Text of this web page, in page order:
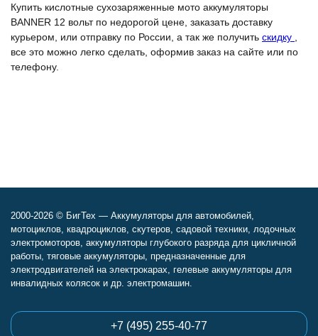
Купить кислотные сухозаряженные мото аккумуляторы
BANNER 12 вольт по недорогой цене, заказать доставку
курьером, или отправку по России, а так же получить скидку
все это можно легко сделать, оформив заказ на сайте или по
телефону.
2000-2026 © БигТех — Аккумуляторы для автомобилей,
мотоциклов, квадроциклов, скутеров, садовой техники, лодочных
электромоторов, аккумуляторы глубокого разряда для цикличной
работы, тяговые аккумуляторы, предназначенные для
электродвигателей на электрокарах, гелевые аккумуляторы для
инвалидных колясок и др. электромашин.
+7 (495) 255-40-77